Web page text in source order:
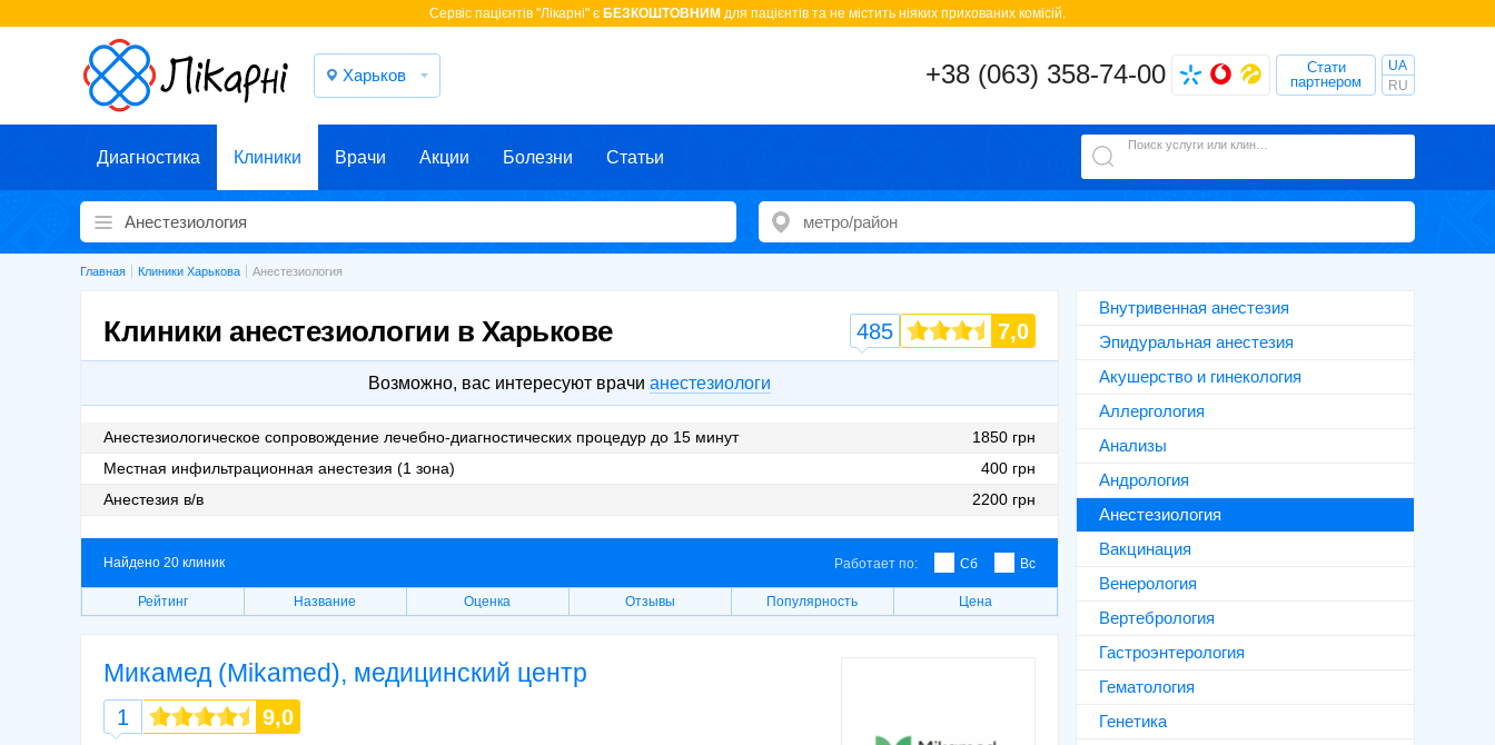
Cервіс пацієнтів "Лікарні" є БЕЗКОШТОВНИМ для пацієнтів та не містить ніяких прихованих комісій.
Харьков +38 (063) 358-74-00
Стати
партнером
UA
RU
Диагностика Клиники Врачи Акции Болезни Статьи
Главная Клиники Харькова Анестезиология
Клиники анестезиологии в Харькове
Возможно, вас интересуют врачи анестезиологи
Анестезиологическое сопровождение лечебно-диагностических процедур до 15 минут
1850 грн
Местная инфильтрационная анестезия (1 зона)
400 грн
Анестезия в/в
2200 грн
485 7,0
Найдено 20 клиник Работает по: Сб Вс
Рейтинг Название Оценка Отзывы Популярность Цена
Микамед (Mikamed), медицинский центр
1 9,0
Внутривенная анестезия
Эпидуральная анестезия
Акушерство и гинекология
Аллергология
Анализы
Андрология
Анестезиология
Вакцинация
Венерология
Вертебрология
Гастроэнтерология
Гематология
Генетика